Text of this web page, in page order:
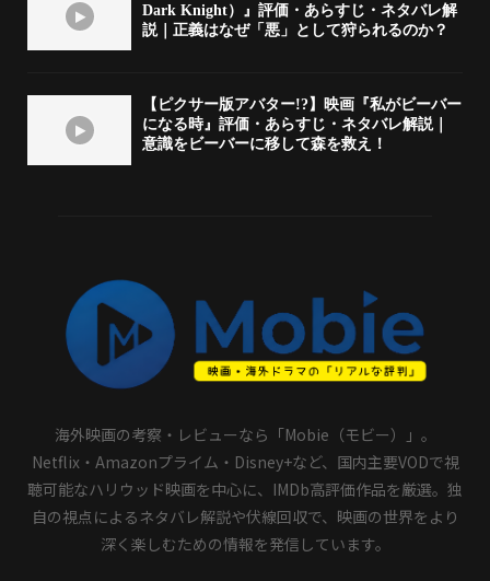
Dark Knight）』評価・あらすじ・ネタバレ解
説｜正義はなぜ「悪」として狩られるのか？
【ピクサー版アバター!?】映画『私がビーバー
になる時』評価・あらすじ・ネタバレ解説｜
意識をビーバーに移して森を救え！
海外映画の考察・レビューなら「Mobie（モビー）」。
Netflix・Amazonプライム・Disney+など、国内主要VODで視
聴可能なハリウッド映画を中心に、IMDb高評価作品を厳選。独
自の視点によるネタバレ解説や伏線回収で、映画の世界をより
深く楽しむための情報を発信しています。